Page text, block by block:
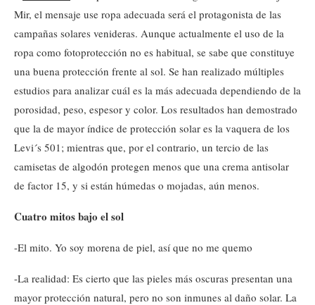
Mir, el mensaje use ropa adecuada será el protagonista de las
campañas solares venideras. Aunque actualmente el uso de la
ropa como fotoprotección no es habitual, se sabe que constituye
una buena protección frente al sol. Se han realizado múltiples
estudios para analizar cuál es la más adecuada dependiendo de la
porosidad, peso, espesor y color. Los resultados han demostrado
que la de mayor índice de protección solar es la vaquera de los
Levi´s 501; mientras que, por el contrario, un tercio de las
camisetas de algodón protegen menos que una crema antisolar
de factor 15, y si están húmedas o mojadas, aún menos.
Cuatro mitos bajo el sol
-El mito. Yo soy morena de piel, así que no me quemo
-La realidad: Es cierto que las pieles más oscuras presentan una
mayor protección natural, pero no son inmunes al daño solar. La